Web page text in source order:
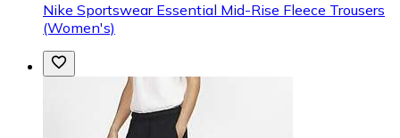
Nike Sportswear Essential Mid-Rise Fleece Trousers
(Women's)